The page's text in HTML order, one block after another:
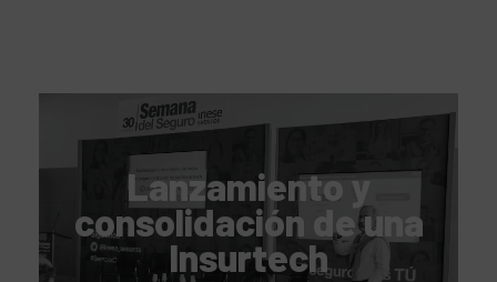
Lanzamiento y
consolidación de una
Insurtech